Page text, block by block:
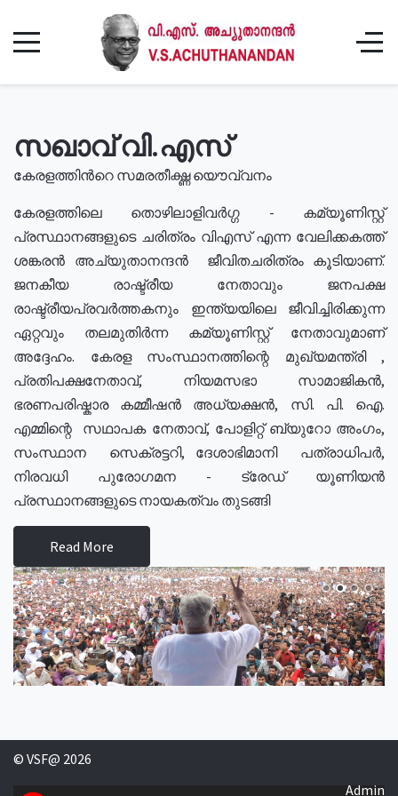
സഖാവ് വി.എസ്
കേരളത്തിൻറെ സമരതീക്ഷ്ണ യൌവ്വനം
കേരളത്തിലെ തൊഴിലാളിവർഗ്ഗ - കമ്യൂണിസ്റ്റ്
പ്രസ്ഥാനങ്ങളുടെ ചരിത്രം വിഎസ് എന്ന വേലിക്കകത്ത്
ശങ്കരൻ അച്യുതാനന്ദൻ ജീവിതചരിത്രം കൂടിയാണ്.
ജനകീയ രാഷ്ട്രീയ നേതാവും ജനപക്ഷ
രാഷ്ട്രീയപ്രവർത്തകനും ഇന്ത്യയിലെ ജീവിച്ചിരിക്കുന്ന
ഏറ്റവും തലമുതിർന്ന കമ്യൂണിസ്റ്റ് നേതാവുമാണ്
അദ്ദേഹം. കേരള സംസ്ഥാനത്തിന്റെ മുഖ്യമന്ത്രി ,
പ്രതിപക്ഷനേതാവ്, നിയമസഭാ സാമാജികൻ,
ഭരണപരിഷ്കാര കമ്മീഷൻ അധ്യക്ഷൻ, സി. പി. ഐ.
എമ്മിന്റെ സഥാപക നേതാവ്, പോളിറ്റ് ബ്യുറോ അംഗം,
സംസ്ഥാന സെക്രട്ടറി, ദേശാഭിമാനി പത്രാധിപർ,
നിരവധി പുരോഗമന - ട്രേഡ് യൂണിയൻ
പ്രസ്ഥാനങ്ങളുടെ നായകത്വം തുടങ്ങി
Read More
© VSF@ 2026
Admin